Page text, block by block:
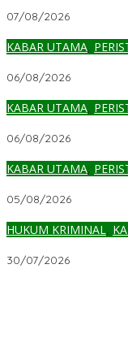
07/08/2026
KABAR UTAMA,
06/08/2026
KABAR UTAMA,
06/08/2026
KABAR UTAMA,
05/08/2026
HUKUM KRIMINAL,
30/07/2026